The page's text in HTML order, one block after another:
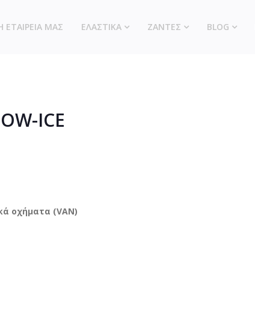
ΕΤΑΙΡΕΙΑ ΜΑΣ ΕΛΑΣΤΙΚΑ ΖΑΝΤΕΣ BLOG
ICE
οχήματα (VAN)